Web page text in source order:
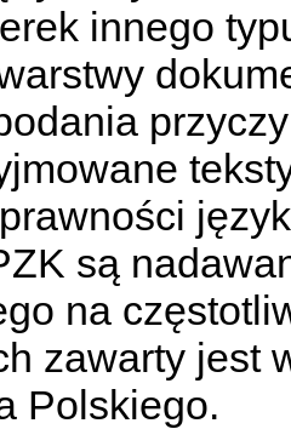
innego
są
na
zawarty jest
Polskiego.